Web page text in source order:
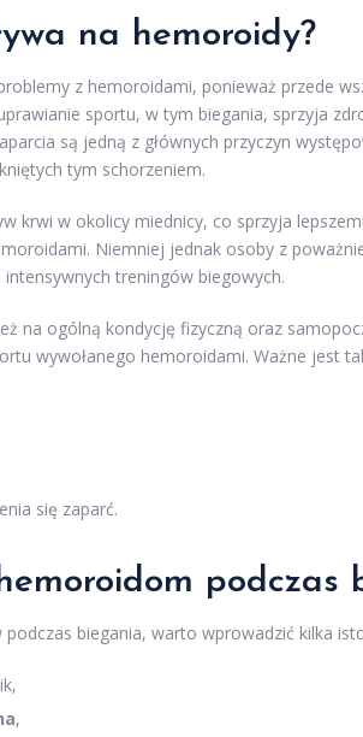
na hemoroidy?
z hemoroidami, ponieważ przede
sportu, w tym biegania, sprzyja
są jedną z głównych przyczyn
tym schorzeniem.
krwi w okolicy miednicy, co sprzyja
Niemniej jednak osoby z
treningów biegowych.
na ogólną kondycję fizyczną oraz
wywołanego hemoroidami. Ważne jest
się zaparć.
podczas
biegania, warto wprowadzić kilka
,